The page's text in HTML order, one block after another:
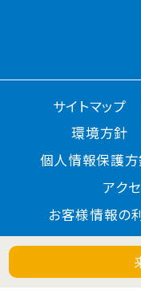
サイトマップ
環境方針
個人情報保護
アク
お客様情報の